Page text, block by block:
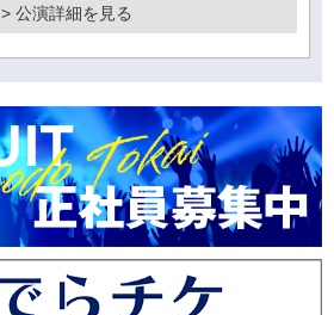
> 公演詳細を見る